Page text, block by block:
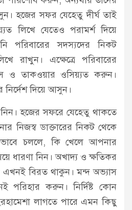
হজের সফর যেহেতু দীর্ঘ তাই
লিখে যেতেও পরামর্শ দিয়ে
পরিবারের সদস্যদের নিকট
রাখুন। এক্ষেত্রে পরিবারের
ও তাকওয়ার ওসিয়্যত করুন।
নির্দেশ দিয়ে আসুন।
নিন। হজের সফরে যেহেতু থাকতে
নিজস্ব ডাক্তারের নিকট থেকে
চললে, কি খেলে আপনার
ধারণা নিন। অখাদ্য ও ক্ষতিকর
এখনই বিরত থাকুন। মন্দ অভ্যাস
পরিহার করুন। নির্দিষ্ট কোন
লাগতে পারে এমন কিছু